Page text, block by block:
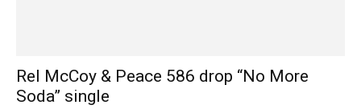
Rel McCoy & Peace 586 drop “No More
Soda” single